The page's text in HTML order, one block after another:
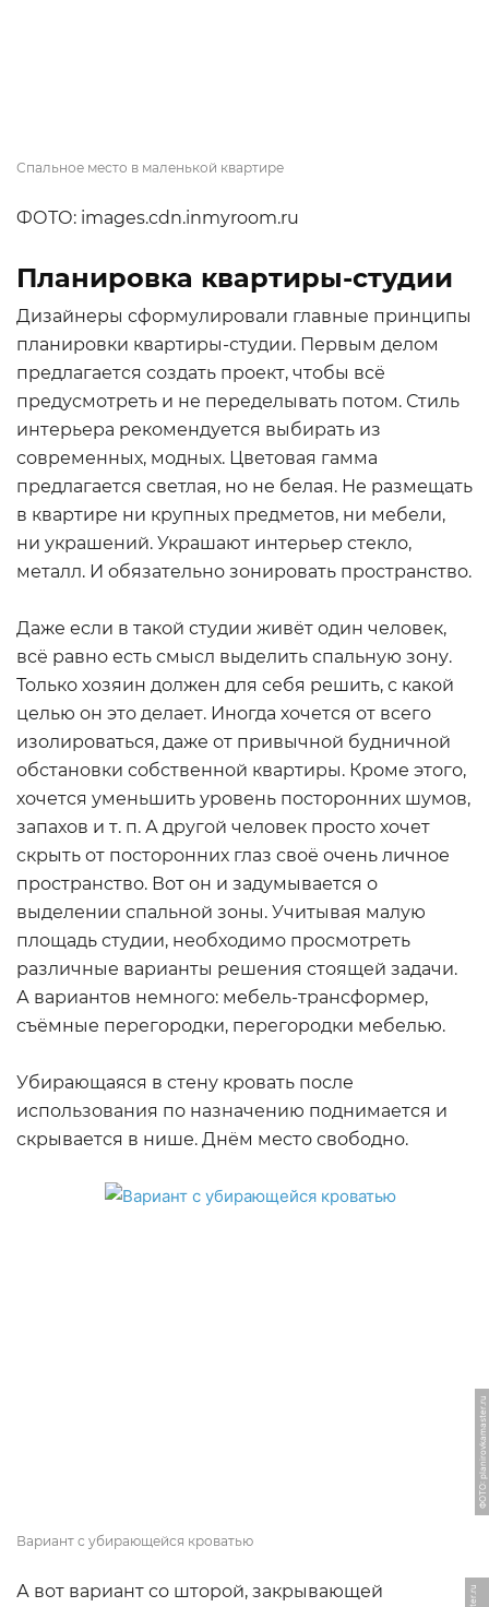
Спальное место в маленькой квартире
ФОТО: images.cdn.inmyroom.ru
Планировка квартиры-студии
Дизайнеры сформулировали главные принципы
планировки квартиры-студии. Первым делом
предлагается создать проект, чтобы всё
предусмотреть и не переделывать потом. Стиль
интерьера рекомендуется выбирать из
современных, модных. Цветовая гамма
предлагается светлая, но не белая. Не размещать
в квартире ни крупных предметов, ни мебели,
ни украшений. Украшают интерьер стекло,
металл. И обязательно зонировать пространство.
Даже если в такой студии живёт один человек,
всё равно есть смысл выделить спальную зону.
Только хозяин должен для себя решить, с какой
целью он это делает. Иногда хочется от всего
изолироваться, даже от привычной будничной
обстановки собственной квартиры. Кроме этого,
хочется уменьшить уровень посторонних шумов,
запахов и т. п. А другой человек просто хочет
скрыть от посторонних глаз своё очень личное
пространство. Вот он и задумывается о
выделении спальной зоны. Учитывая малую
площадь студии, необходимо просмотреть
различные варианты решения стоящей задачи.
А вариантов немного: мебель-трансформер,
съёмные перегородки, перегородки мебелью.
Убирающаяся в стену кровать после
использования по назначению поднимается и
скрывается в нише. Днём место свободно.
ФОТО: planirovkamaster.ru
Вариант с убирающейся кроватью
А вот вариант со шторой, закрывающей